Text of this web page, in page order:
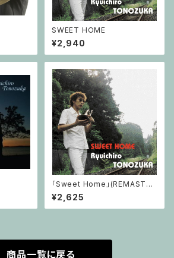
SWEET HOME
¥2,940
「Sweet Home」(REMASTER
盤)
¥2,625
商品一覧に戻る